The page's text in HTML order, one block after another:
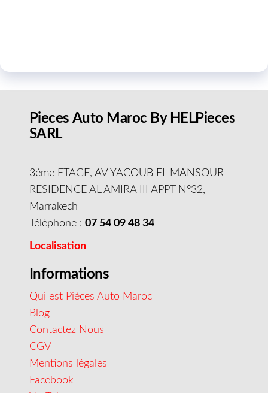
Pieces Auto Maroc By HELPieces
SARL
3éme ETAGE, AV YACOUB EL MANSOUR
RESIDENCE AL AMIRA III APPT N°32,
Marrakech
Téléphone : 07 54 09 48 34
Localisation
Informations
Qui est Pièces Auto Maroc
Blog
Contactez Nous
CGV
Mentions légales
Facebook